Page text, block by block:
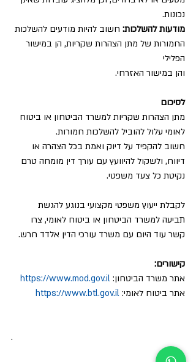
נכונות.
מודעות להשלכות: חשוב להיות מודעים להשלכות
החמורות של מתן הצהרות שקריות, הן במישור
הפלילי
והן במישור האזרחי.
לסיכום
מתן הצהרות שקריות למשרד הביטחון או ביטוח
לאומי עלול להוביל להשלכות חמורות.
חשוב להקפיד על דיוק ואמת בכל הצהרה או
דיווח, ולשקול להיוועץ עם עורך דין מומחה טרם
נקיטת כל צעד משפטי.
לקבלת ייעוץ משפטי מקצועי בנוגע להגשת
תביעה למשרד הביטחון או ביטוח לאומי, צרו
קשר עוד היום עם משרד עורכי הדין אלדד חרש.
קישורים:
אתר משרד הביטחון: https://www.mod.gov.il
אתר ביטוח לאומי: https://www.btl.gov.il
.